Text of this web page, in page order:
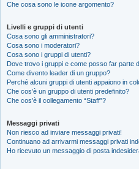
Che cosa sono le icone argomento?
Livelli e gruppi di utenti
Cosa sono gli amministratori?
Cosa sono i moderatori?
Cosa sono i gruppi di utenti?
Dove trovo i gruppi e come posso far parte
Come divento leader di un gruppo?
Perché alcuni gruppi di utenti appaiono in
Che cos’è un gruppo di utenti predefinito?
Che cos’è il collegamento “Staff”?
Messaggi privati
Non riesco ad inviare messaggi privati!
Continuano ad arrivarmi messaggi privati
Ho ricevuto un messaggio di posta